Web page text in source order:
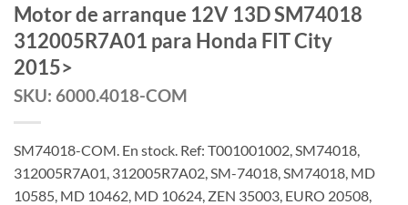
Motor de arranque 12V 13D SM74018
312005R7A01 para Honda FIT City
2015>
SKU: 6000.4018-COM
SM74018-COM. En stock. Ref: T001001002, SM74018,
312005R7A01, 312005R7A02, SM-74018, SM74018, MD
10585, MD 10462, MD 10624, ZEN 35003, EURO 20508,